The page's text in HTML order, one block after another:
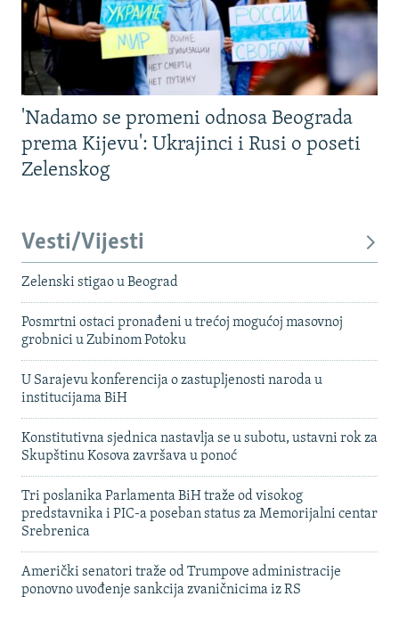
'Nadamo se promeni odnosa Beograda
prema Kijevu': Ukrajinci i Rusi o poseti
Zelenskog
Vesti/Vijesti
Zelenski stigao u Beograd
Posmrtni ostaci pronađeni u trećoj mogućoj masovnoj
grobnici u Zubinom Potoku
U Sarajevu konferencija o zastupljenosti naroda u
institucijama BiH
Konstitutivna sjednica nastavlja se u subotu, ustavni rok za
Skupštinu Kosova završava u ponoć
Tri poslanika Parlamenta BiH traže od visokog
predstavnika i PIC-a poseban status za Memorijalni centar
Srebrenica
Američki senatori traže od Trumpove administracije
ponovno uvođenje sankcija zvaničnicima iz RS